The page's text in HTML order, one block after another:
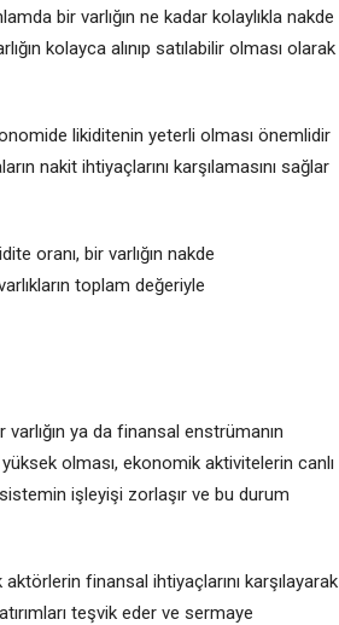
bir varlığın ne kadar kolaylıkla nakde
kolayca alınıp satılabilir olması olarak
likiditenin yeterli olması önemlidir
nakit ihtiyaçlarını karşılamasını sağlar
oranı, bir varlığın nakde
toplam değeriyle
ya da finansal enstrümanın
olması, ekonomik aktivitelerin canlı
işleyişi zorlaşır ve bu durum
finansal ihtiyaçlarını karşılayarak
teşvik eder ve sermaye